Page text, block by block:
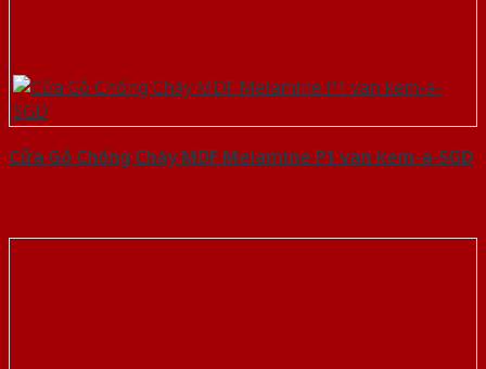
Cửa Gỗ Chống Cháy MDF Melamine P1 van kem-a-SGD